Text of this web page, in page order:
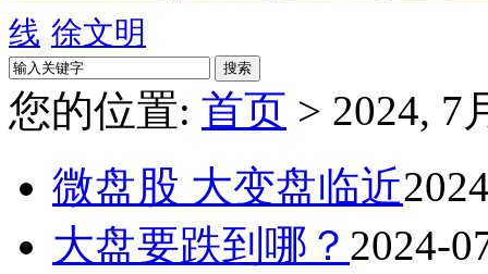
线 徐文明
您的位置: 首页 > 2024, 7
微盘股 大变盘临近
大盘要跌到哪？ 2024-